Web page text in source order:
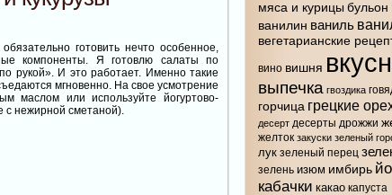
готовить нечто особенное,
компоненты. Я готовлю салаты по
рукой». И это работает. Именно такие
мгновенно. На свое усмотрение
маслом или используйте йогуртово-
с нежирной сметаной).
мяса и курицы бульон
ванилин ваниль
вегетарианские
вино вишня
выпечка гвоздика
горчица грецкие
десерт десерты дрожжи
желток закуски зеленый
лук зеленый перец
зелень изюм имбирь
кабачки какао капуста